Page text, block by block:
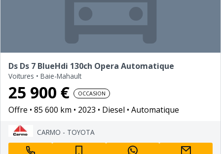
Ds Ds 7 BlueHdi 130ch Opera Automatique
Voitures • Baie-Mahault
25 900 € OCCASION
Offre 85 600 km 2023 Diesel Automatique
CARMO - TOYOTA